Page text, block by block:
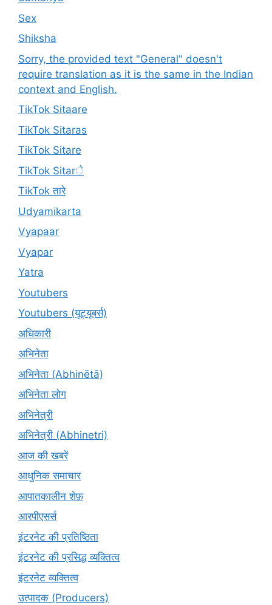
Sex
Shiksha
Sorry, the provided text "General" doesn't
require translation as it is the same in the Indian
context and English.
TikTok Sitaare
TikTok Sitaras
TikTok Sitare
TikTok Sitarे
TikTok तारे
Udyamikarta
Vyapaar
Vyapar
Yatra
Youtubers
Youtubers (यूट्यूबर्स)
अधिकारी
अभिनेता
अभिनेता (Abhinētā)
अभिनेता लोग
अभिनेत्री
अभिनेत्री (Abhinetri)
आज की खबरें
आधुनिक समाचार
आपातकालीन शेफ़
आरपीएसर्स
इंटरनेट की प्रतिष्ठिता
इंटरनेट की प्रसिद्ध व्यक्तित्व
इंटरनेट व्यक्तित्व
उत्पादक (Producers)